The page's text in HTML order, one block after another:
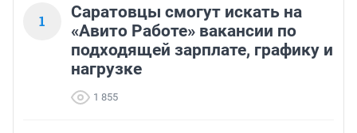
1
Саратовцы смогут искать на
«Авито Работе» вакансии по
подходящей зарплате, графику и
нагрузке
1 855